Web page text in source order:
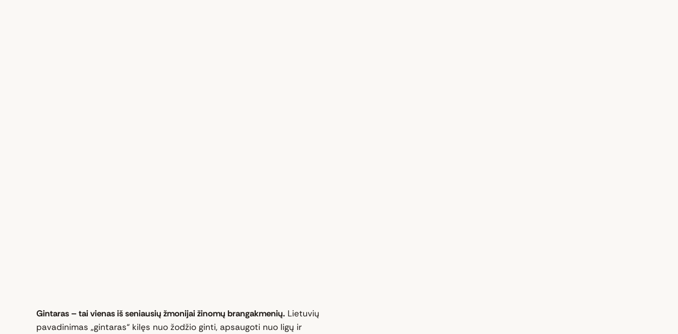
Gintaras – tai vienas iš seniausių žmonijai žinomų brangakmenių.Lietuvių
pavadinimas „gintaras“ kilęs nuo žodžio ginti, apsaugoti nuo ligų ir